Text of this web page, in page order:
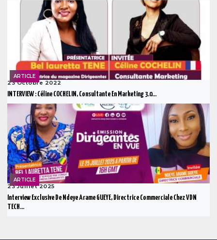
ARTICLE
23 Octobre 2022
INTERVIEW : Céline COCHELIN, Consultante En Marketing 3.0...
ARTICLE
23 Juillet 2025
Interview Exclusive De Ndeye Arame GUEYE, Directrice Commerciale Chez VDN
TECH...